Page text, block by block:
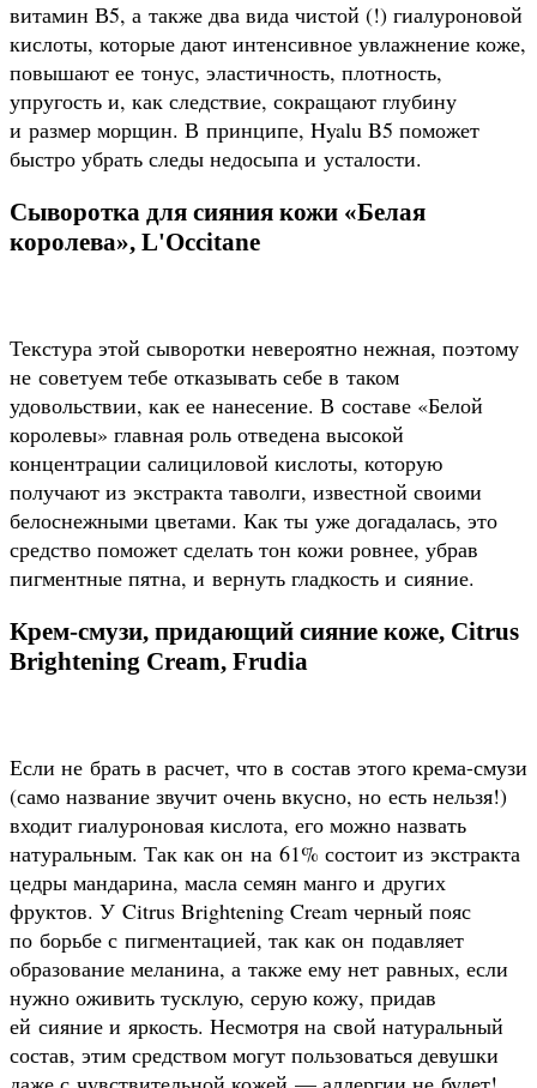
витамин В5, а также два вида чистой (!) гиалуроновой
кислоты, которые дают интенсивное увлажнение коже,
повышают ее тонус, эластичность, плотность,
упругость и, как следствие, сокращают глубину
и размер морщин. В принципе, Hyalu B5 поможет
быстро убрать следы недосыпа и усталости.
Сыворотка для сияния кожи «Белая
королева», L'Occitane
Текстура этой сыворотки невероятно нежная, поэтому
не советуем тебе отказывать себе в таком
удовольствии, как ее нанесение. В составе «Белой
королевы» главная роль отведена высокой
концентрации салициловой кислоты, которую
получают из экстракта таволги, известной своими
белоснежными цветами. Как ты уже догадалась, это
средство поможет сделать тон кожи ровнее, убрав
пигментные пятна, и вернуть гладкость и сияние.
Крем-смузи, придающий сияние коже, Citrus
Brightening Cream, Frudia
Если не брать в расчет, что в состав этого крема-смузи
(само название звучит очень вкусно, но есть нельзя!)
входит гиалуроновая кислота, его можно назвать
натуральным. Так как он на 61% состоит из экстракта
цедры мандарина, масла семян манго и других
фруктов. У Citrus Brightening Cream черный пояс
по борьбе с пигментацией, так как он подавляет
образование меланина, а также ему нет равных, если
нужно оживить тусклую, серую кожу, придав
ей сияние и яркость. Несмотря на свой натуральный
состав, этим средством могут пользоваться девушки